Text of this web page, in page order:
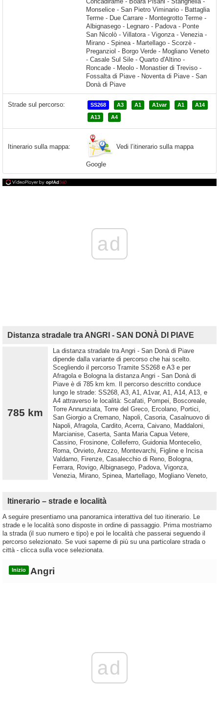
Strade sul percorso: SS268 A3 A1 A1var A1 A14
A13 A4
Itinerario sulla mappa: Vedi l’itinerario sulla mappa
Google
ad
Distanza stradale tra ANGRI - SAN DONÀ DI PIAVE
785 km
La distanza stradale tra Angri - San Donà di Piave
dipende dalla variante di percorso che hai scelto.
Scegliendo il percorso Tramite SS268 e A3 e per
Afragola e Bologna la distanza Angri - San Donà di
Piave è di 785 km km. Il percorso descritto conduce
lungo le strade: SS268, A3, A1, A1var, A1, A14, A13, e
A4 attraverso le località: Scafati, Pompei, Boscoreale,
Torre Annunziata, Torre del Greco, Ercolano, Portici,
San Giorgio a Cremano, Napoli, Casoria, Casalnuovo di
Napoli, Afragola, Cardito, Acerra, Caivano, Maddaloni,
Marcianise, Caserta, Santa Maria Capua Vetere,
Cassino, Frosinone, Colleferro, Guidonia Montecelio,
Roma, Orvieto, Arezzo, Montevarchi, Figline e Incisa
Valdarno, Firenze, Casalecchio di Reno, Bologna,
Ferrara, Rovigo, Albignasego, Padova, Vigonza,
Venezia, Mirano, Spinea, Martellago, Mogliano Veneto,
Itinerario – strade e località
A seguire presentiamo una panoramica interattiva del tuo itinerario. Le
strade e le località sono disposte in ordine di passaggio. Prima mostriamo
la strada (il suo numero e tipo) e poi le località che passerai seguendo il
percorso selezionato. Se vuoi saperne di più su una particolare strada o
città - clicca sulla voce selezionata.
Inizio Angri
ad